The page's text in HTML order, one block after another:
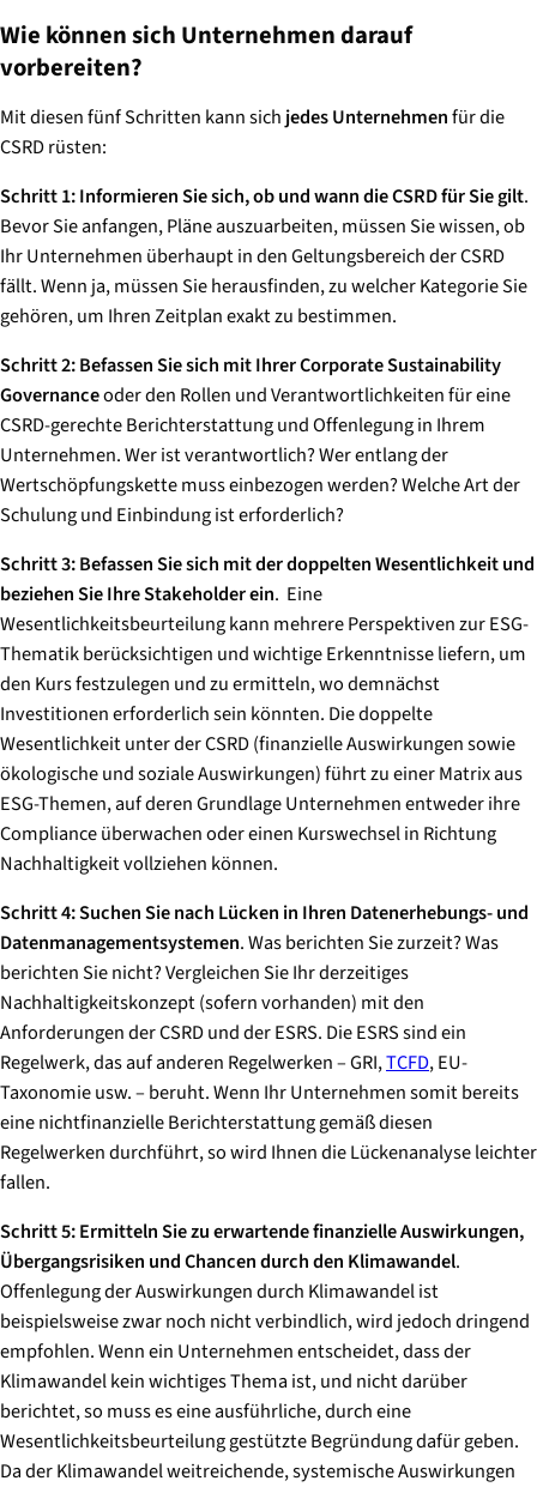
Wie können sich Unternehmen darauf
vorbereiten?
Mit diesen fünf Schritten kann sich jedes Unternehmenfür die
CSRD rüsten:
Schritt 1:Informieren Sie sich, ob und wann die CSRD für Sie gilt.
Bevor Sie anfangen, Pläne auszuarbeiten, müssen Sie wissen, ob
Ihr Unternehmen überhaupt in den Geltungsbereich der CSRD
fällt. Wenn ja, müssen Sie herausfinden, zu welcher Kategorie Sie
gehören, um Ihren Zeitplan exakt zu bestimmen.
Schritt 2:Befassen Sie sich mit Ihrer Corporate Sustainability
Governanceoder den Rollen und Verantwortlichkeiten für eine
CSRD-gerechte Berichterstattung und Offenlegung in Ihrem
Unternehmen. Wer ist verantwortlich? Wer entlang der
Wertschöpfungskette muss einbezogen werden? Welche Art der
Schulung und Einbindung ist erforderlich?
Schritt 3:Befassen Sie sich mit der doppelten Wesentlichkeit und
beziehen Sie Ihre Stakeholder ein. Eine
Wesentlichkeitsbeurteilung kann mehrere Perspektiven zur ESG-
Thematik berücksichtigen und wichtige Erkenntnisse liefern, um
den Kurs festzulegen und zu ermitteln, wo demnächst
Investitionen erforderlich sein könnten. Die doppelte
Wesentlichkeit unter der CSRD (finanzielle Auswirkungen sowie
ökologische und soziale Auswirkungen) führt zu einer Matrix aus
ESG-Themen, auf deren Grundlage Unternehmen entweder ihre
Compliance überwachen oder einen Kurswechsel in Richtung
Nachhaltigkeit vollziehen können.
Schritt 4:Suchen Sie nach Lücken in Ihren Datenerhebungs- und
Datenmanagementsystemen. Was berichten Sie zurzeit? Was
berichten Sie nicht? Vergleichen Sie Ihr derzeitiges
Nachhaltigkeitskonzept (sofern vorhanden) mit den
Anforderungen der CSRD und der ESRS. Die ESRS sind ein
Regelwerk, das auf anderen Regelwerken – GRI,TCFD, EU-
Taxonomie usw. – beruht. Wenn Ihr Unternehmen somit bereits
eine nichtfinanzielle Berichterstattung gemäß diesen
Regelwerken durchführt, so wird Ihnen die Lückenanalyse leichter
fallen.
Schritt 5:Ermitteln Sie zu erwartende finanzielle Auswirkungen,
Übergangsrisiken und Chancen durch den Klimawandel.
Offenlegung der Auswirkungen durch Klimawandel ist
beispielsweise zwar noch nicht verbindlich, wird jedoch dringend
empfohlen. Wenn ein Unternehmen entscheidet, dass der
Klimawandel kein wichtiges Thema ist, und nicht darüber
berichtet, so muss es eine ausführliche, durch eine
Wesentlichkeitsbeurteilung gestützte Begründung dafür geben.
Da der Klimawandel weitreichende, systemische Auswirkungen